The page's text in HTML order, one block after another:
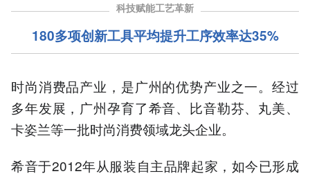
科技赋能工艺革新
180多项创新工具平均提升工序效率达35%
时尚消费品产业，是广州的优势产业之一。经过
多年发展，广州孕育了希音、比音勒芬、丸美、
卡姿兰等一批时尚消费领域龙头企业。
希音于2012年从服装自主品牌起家，如今已形成